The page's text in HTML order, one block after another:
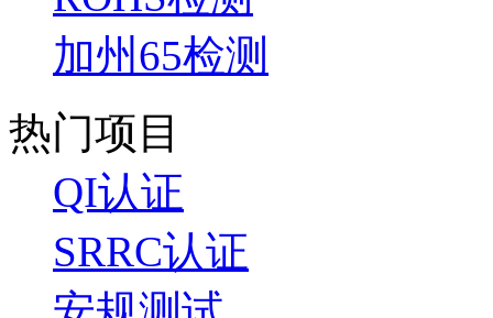
加州65检测
热门项目
QI认证
SRRC认证